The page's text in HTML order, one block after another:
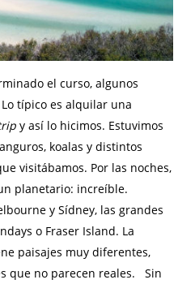
el curso, algunos
típico es alquilar una
y así lo hicimos. Estuvimos
koalas y distintos
visitábamos. Por las noches,
planetario: increíble.
y Sídney, las grandes
o Fraser Island. La
paisajes muy diferentes,
que no parecen reales. Sin